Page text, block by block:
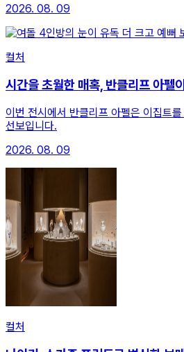
2026. 08. 09
컬처
시간을 초월한 매혹, 반클리프 아펠
이번 전시에서 반클리프 아펠은 이집트
선보입니다.
2026. 08. 09
컬처